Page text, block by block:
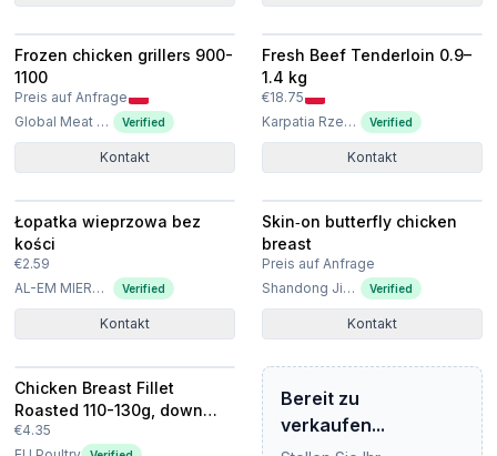
Frozen chicken grillers 900-
1100
Preis auf Anfrage
Global Meat Poland Sp. z o.o. Sp. k
Verified
Kontakt
Fresh Beef Tenderloin 0.9–
1.4 kg
€18.75
Karpatia Rzeszów Sp. z o.o.
Verified
Kontakt
Łopatka wieprzowa bez
kości
€2.59
AL-EM MIERNIK SPÓŁKA Z OGRANICZONĄ ODPOWIEDZIALNOŚCIĄ
Verified
Kontakt
Skin‑on butterfly chicken
breast
Preis auf Anfrage
Shandong Jierun International Trade Co., Ltd
Verified
Kontakt
Chicken Breast Fillet
Roasted 110-130g, down
priced
€4.35
Bereit zu
verkaufen...